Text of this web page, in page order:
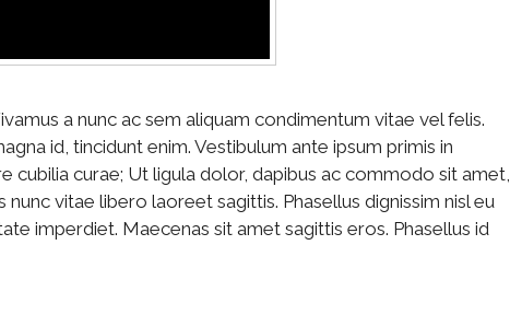
a nunc ac sem aliquam condimentum vitae vel felis.
id, tincidunt enim. Vestibulum ante ipsum primis in
cubilia curae; Ut ligula dolor, dapibus ac commodo sit amet,
vitae libero laoreet sagittis. Phasellus dignissim nisl eu
imperdiet. Maecenas sit amet sagittis eros. Phasellus id